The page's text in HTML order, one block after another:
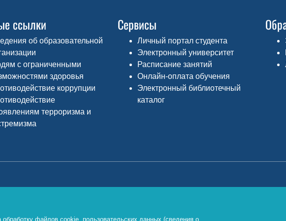
ссылки
об образовательной
с ограниченными
здоровья
коррупции
терроризма и
Сервисы
Личный портал студента
Электронный университет
Расписание занятий
Онлайн-оплата обучения
Электронный библиотечный
каталог
файлов cookie, пользовательских данных (сведения о